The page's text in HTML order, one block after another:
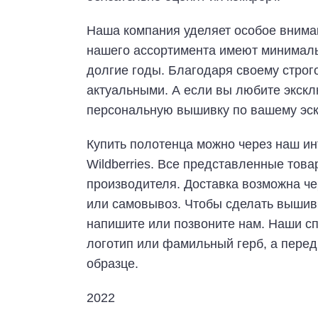
Наша компания уделяет особое
нашего ассортимента имеют
долгие годы. Благодаря своему
актуальными. А если вы любите
персональную вышивку по вашему
Купить полотенца можно через наш
Wildberries. Все представленные
производителя. Доставка возможна
или самовывоз. Чтобы сделать
напишите или позвоните нам. Наши
логотип или фамильный герб, а
образце.
2022